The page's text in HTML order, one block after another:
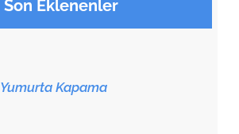
Son Eklenenler
Yumurta Kapama